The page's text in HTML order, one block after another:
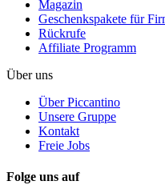
Magazin
Geschenkspakete für
Rückrufe
Affiliate Programm
Über uns
Über Piccantino
Unsere Gruppe
Kontakt
Freie Jobs
Folge uns auf